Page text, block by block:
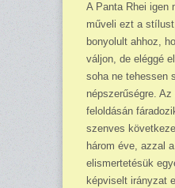
A Panta Rhei igen
műveli ezt a
bonyolult ahhoz,
váljon, de eléggé
soha ne tehessen
népszerűségre.
feloldásán
szenves
három éve, azzal
elismer­tetésük
képviselt irányzat